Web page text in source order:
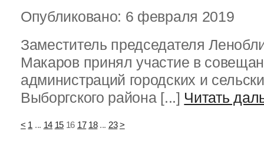
Опубликовано: 6 февраля 2019
Заместитель председателя
Макаров принял участие в
администраций городских и
Выборгского района [...] Читать
< 1 ... 14 15 16 17 18 ... 23 >